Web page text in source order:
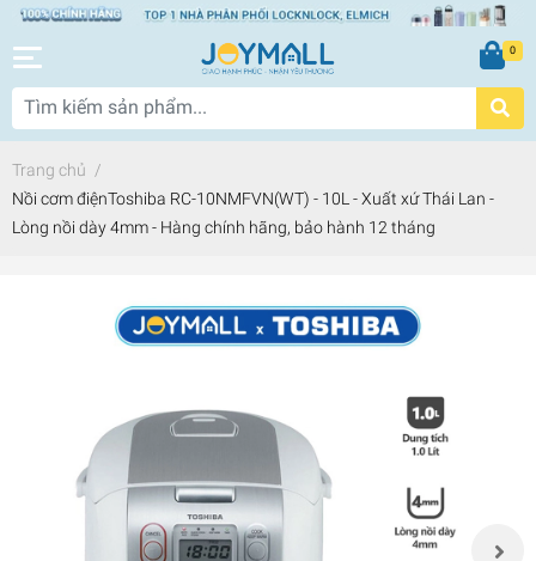
0
Trang chủ /
Nồi cơm điệnToshiba RC-10NMFVN(WT) - 10L - Xuất xứ Thái Lan -
Lòng nồi dày 4mm - Hàng chính hãng, bảo hành 12 tháng